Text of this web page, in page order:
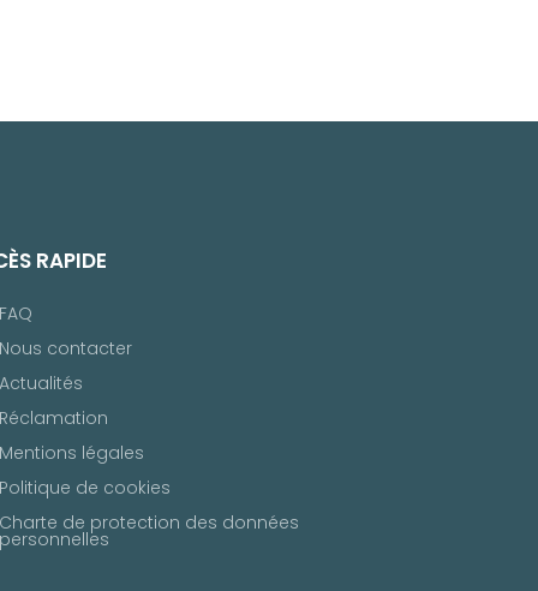
RAPIDE
FAQ
Nous contacter
Actualités
Réclamation
Mentions légales
Politique de cookies
Charte de protection des données
personnelles